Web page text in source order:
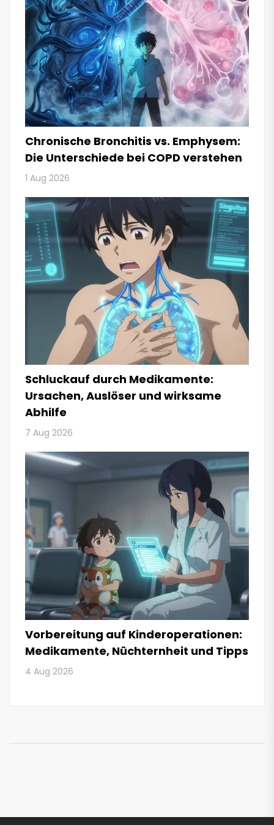
Chronische Bronchitis vs. Emphysem:
Die Unterschiede bei COPD verstehen
1 Aug 2026
Schluckauf durch Medikamente:
Ursachen, Auslöser und wirksame
Abhilfe
7 Aug 2026
Vorbereitung auf Kinderoperationen:
Medikamente, Nüchternheit und Tipps
4 Aug 2026